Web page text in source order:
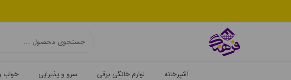
آشپزخانه لوازم خانگی برقی سرو و پذیرایی خواب